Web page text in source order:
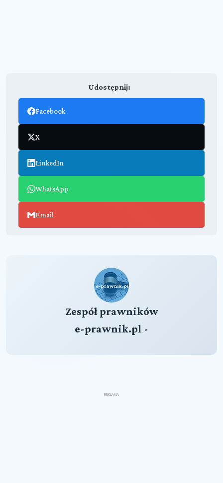
Udostępnij:
Facebook
X
LinkedIn
WhatsApp
Email
Zespół prawników
e-prawnik.pl -
REKLAMA